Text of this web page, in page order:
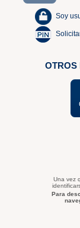
Soy
OTROS
Una vez
Para